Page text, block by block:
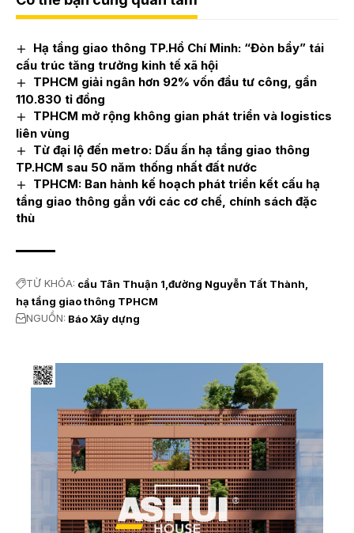
Hạ tầng giao thông TP.Hồ Chí Minh: “Đòn bẩy” tái
cấu trúc tăng trưởng kinh tế xã hội
TPHCM giải ngân hơn 92% vốn đầu tư công, gần
110.830 tỉ đồng
TPHCM mở rộng không gian phát triển và logistics
liên vùng
Từ đại lộ đến metro: Dấu ấn hạ tầng giao thông
TP.HCM sau 50 năm thống nhất đất nước
TPHCM: Ban hành kế hoạch phát triển kết cấu hạ
tầng giao thông gắn với các cơ chế, chính sách đặc
thù
TỪ KHÓA: cầu Tân Thuận 1 đường Nguyễn Tất Thành
hạ tầng giao thông TPHCM
NGUỒN: Báo Xây dựng